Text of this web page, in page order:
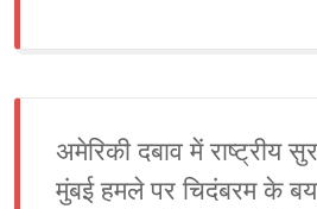
अमेरिकी दबाव में राष्ट्रीय
मुंबई हमले पर चिदंबरम के